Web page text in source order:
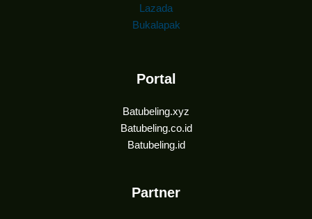
Lazada
Bukalapak
Portal
Batubeling.xyz
Batubeling.co.id
Batubeling.id
Partner